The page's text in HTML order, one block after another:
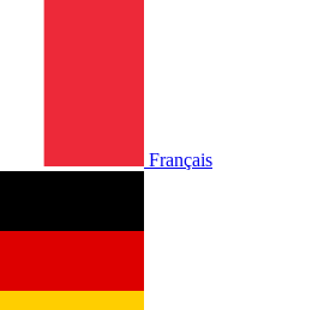
Français